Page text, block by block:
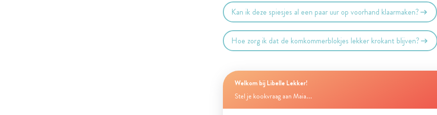
Kan ik deze spiesjes al een paar uur op voorhand klaarmaken?
Hoe zorg ik dat de komkommerblokjes lekker krokant blijven?
Welkom bij Libelle Lekker!
Stel je kookvraag aan Maia...